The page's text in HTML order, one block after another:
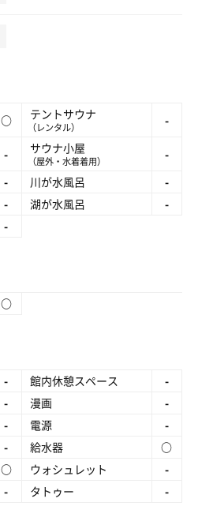
○ テントサウナ
（レンタル）
-
- サウナ小屋
（屋外・水着着用）
-
- 川が水風呂
-
- 湖が水風呂
-
-
○
- 館内休憩スペース
-
- 漫画
-
- 電源
-
- 給水器
○
○ ウォシュレット
-
- タトゥー -